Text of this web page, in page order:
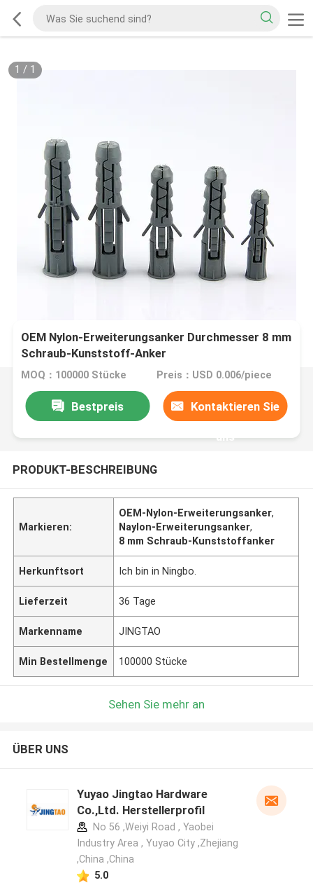
1 / 1
OEM Nylon-Erweiterungsanker Durchmesser 8 mm
Schraub-Kunststoff-Anker
MOQ：100000 Stücke Preis：USD 0.006/piece
Bestpreis Kontaktieren Sie
uns
PRODUKT-BESCHREIBUNG
Markieren:
OEM-Nylon-Erweiterungsanker,
Naylon-Erweiterungsanker,
8 mm Schraub-Kunststoffanker
Herkunftsort Ich bin in Ningbo.
Lieferzeit 36 Tage
Markenname JINGTAO
Min Bestellmenge 100000 Stücke
Sehen Sie mehr an
ÜBER UNS
Yuyao Jingtao Hardware
Co.,Ltd. Herstellerprofil
No 56 ,Weiyi Road , Yaobei
Industry Area , Yuyao City ,Zhejiang
,China ,China
5.0